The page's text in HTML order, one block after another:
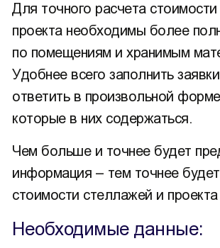
Для точного расчета
проекта необходимы более
по помещениям и хранимым
Удобнее всего заполнить
ответить в произвольной
которые в них содержаться.
Чем больше и точнее будет
информация – тем точнее
стоимости стеллажей и
Необходимые данные: